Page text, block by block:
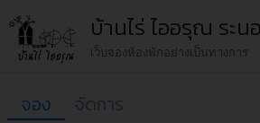
บ้านไร่ ไออรุณ ระน
เว็บจองห้องพักอย่างเป็นทางการ
จอง จัดการ